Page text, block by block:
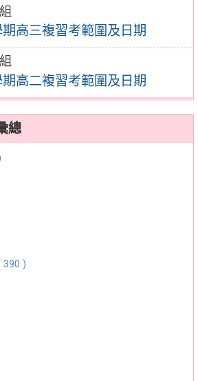
高三複習考範圍及日期
高二複習考範圍及日期
總
390 )